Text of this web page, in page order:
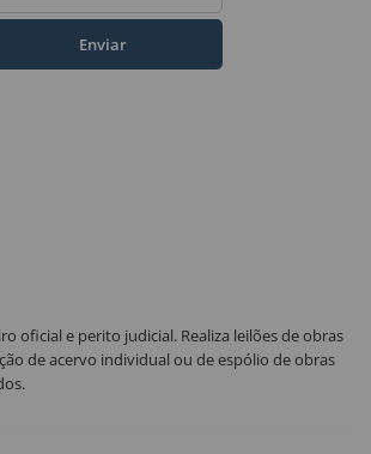
Enviar
oficial e perito judicial. Realiza leilões de obras
de acervo individual ou de espólio de obras